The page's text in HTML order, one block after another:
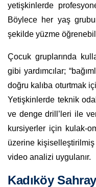
yetişkinlerde
Böylece her yaş
şekilde yüzme
Çocuk gruplarında
gibi yardımcılar;
doğru kalıba oturtmak
Yetişkinlerde teknik
ve denge drill’leri ile
kursiyerler için kulak-
üzerine
video analizi uygulanır.
Kadıköy